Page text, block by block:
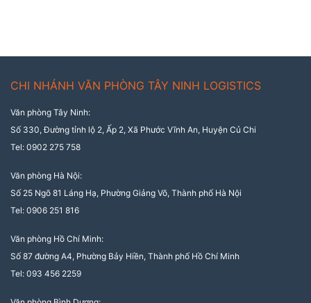
CHI NHÁNH VĂN PHÒNG TÂY NINH LOGISTICS
Văn phòng Tây Ninh:
Số 330, Đường tỉnh lộ 2, Ấp 2, Xã Phước Vĩnh An, Huyện Củ Chi
Tel: 0902 275 758
Văn phòng Hà Nội:
Số 25 Ngõ 81 Láng Hạ, Phường Giảng Võ, Thành phố Hà Nội
Tel: 0906 251 816
Văn phòng Hồ Chí Minh:
Số 87 đường A4, Phường Bảy Hiền, Thành phố Hồ Chí Minh
Tel: 093 456 2259